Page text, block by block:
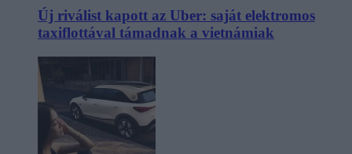
Új riválist kapott az Uber: saját elektromos
taxiflottával támadnak a vietnámiak